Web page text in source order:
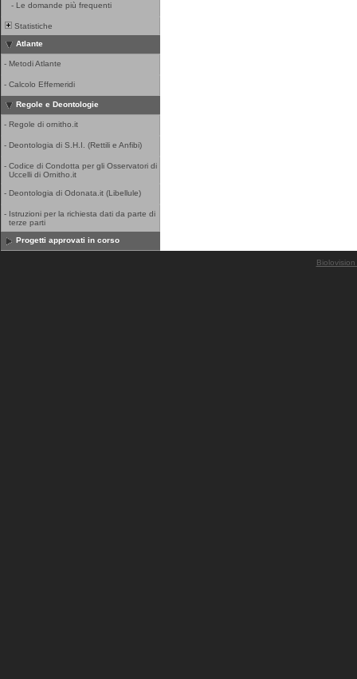
- Le domande più frequenti
Statistiche
Atlante
- Metodi Atlante
- Calcolo Effemeridi
Regole e Deontologie
- Regole di ornitho.it
- Deontologia di S.H.I. (Rettili e Anfibi)
- Codice di Condotta per gli Osservatori di
Uccelli di Ornitho.it
- Deontologia di Odonata.it (Libellule)
- Istruzioni per la richiesta dati da parte di
terze parti
Progetti approvati in corso
Biolovision